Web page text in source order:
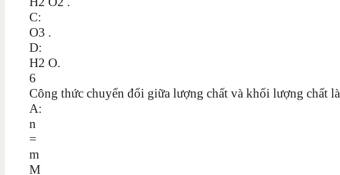
C:
O3 .
D:
H2 O.
6
Công thức chuyển đổi giữa lượng chất và khối lượng chất là
A:
n
=
m
M